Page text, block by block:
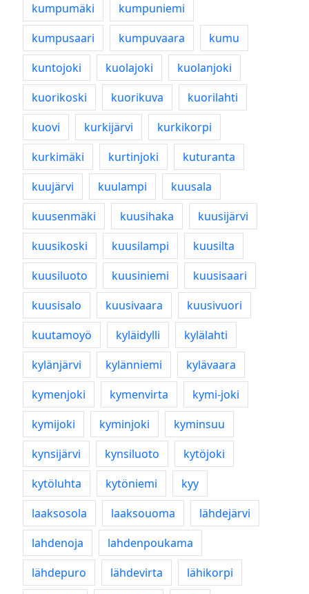
kumpumäki
kumpuniemi
kumpusaari
kumpuvaara
kumu
kuntojoki
kuolajoki
kuolanjoki
kuorikoski
kuorikuva
kuorilahti
kuovi
kurkijärvi
kurkikorpi
kurkimäki
kurtinjoki
kuturanta
kuujärvi
kuulampi
kuusala
kuusenmäki
kuusihaka
kuusijärvi
kuusikoski
kuusilampi
kuusilta
kuusiluoto
kuusiniemi
kuusisaari
kuusisalo
kuusivaara
kuusivuori
kuutamoyö
kyläidylli
kylälahti
kylänjärvi
kylänniemi
kylävaara
kymenjoki
kymenvirta
kymi-joki
kymijoki
kyminjoki
kyminsuu
kynsijärvi
kynsiluoto
kytöjoki
kytöluhta
kytöniemi
kyy
laaksosola
laaksouoma
lähdejärvi
lahdenoja
lahdenpoukama
lähdepuro
lähdevirta
lähikorpi